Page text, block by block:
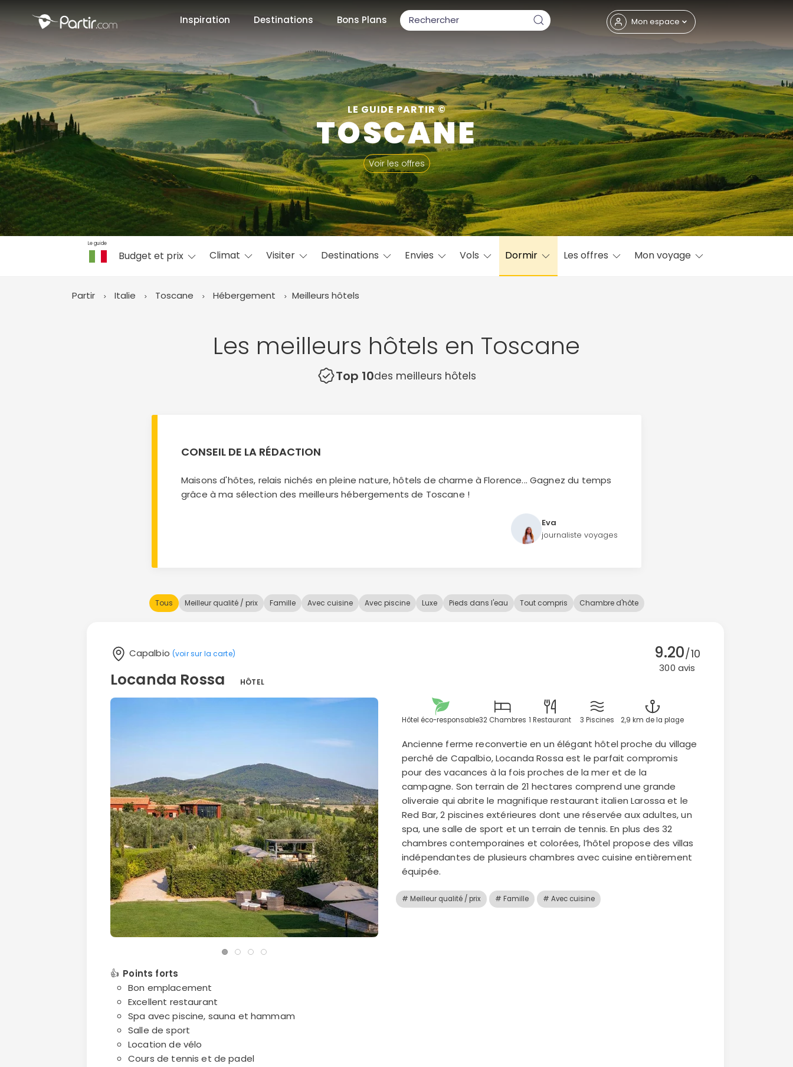
Inspiration Destinations Bons Plans Mon espace
LE GUIDE PARTIR ©
TOSCANE
Voir les offres
Le guide
Budget et prix Climat Visiter Destinations Envies Vols Dormir Les offres Mon voyage
Partir Italie Toscane Hébergement Meilleurs hôtels
Les meilleurs hôtels en Toscane
Top 10des meilleurs hôtels
CONSEIL DE LA RÉDACTION
Maisons d'hôtes, relais nichés en pleine nature, hôtels de charme à Florence... Gagnez du temps
grâce à ma sélection des meilleurs hébergements de Toscane !
Eva
journaliste voyages
Tous Meilleur qualité / prix Famille Avec cuisine Avec piscine Luxe Pieds dans l'eau Tout compris Chambre d'hôte
Capalbio (voir sur la carte)
Locanda Rossa HÔTEL
9.20/10
300 avis
Hôtel éco-responsable32 Chambres 1 Restaurant 3 Piscines 2,9 km de la plage
Ancienne ferme reconvertie en un élégant hôtel proche du village
perché de Capalbio, Locanda Rossa est le parfait compromis
pour des vacances à la fois proches de la mer et de la
campagne. Son terrain de 21 hectares comprend une grande
oliveraie qui abrite le magnifique restaurant italien Larossa et le
Red Bar, 2 piscines extérieures dont une réservée aux adultes, un
spa, une salle de sport et un terrain de tennis. En plus des 32
chambres contemporaines et colorées, l’hôtel propose des villas
indépendantes de plusieurs chambres avec cuisine entièrement
équipée.
# Meilleur qualité / prix # Famille # Avec cuisine
👍 Points forts
Bon emplacement
Excellent restaurant
Spa avec piscine, sauna et hammam
Salle de sport
Location de vélo
Cours de tennis et de padel
Fermer
📍 Destinations populaires
☀️ Où partir par mois
Janvier
Février Mars Avril Mai Juin Juillet Août
Septembre
Octobre
Novembre Décembre
✨ Envies populaires